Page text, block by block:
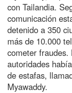
con Tailandia.
comunicación
detenido a 350
más de 10.000
cometer fraudes.
autoridades
de estafas,
Myawaddy.